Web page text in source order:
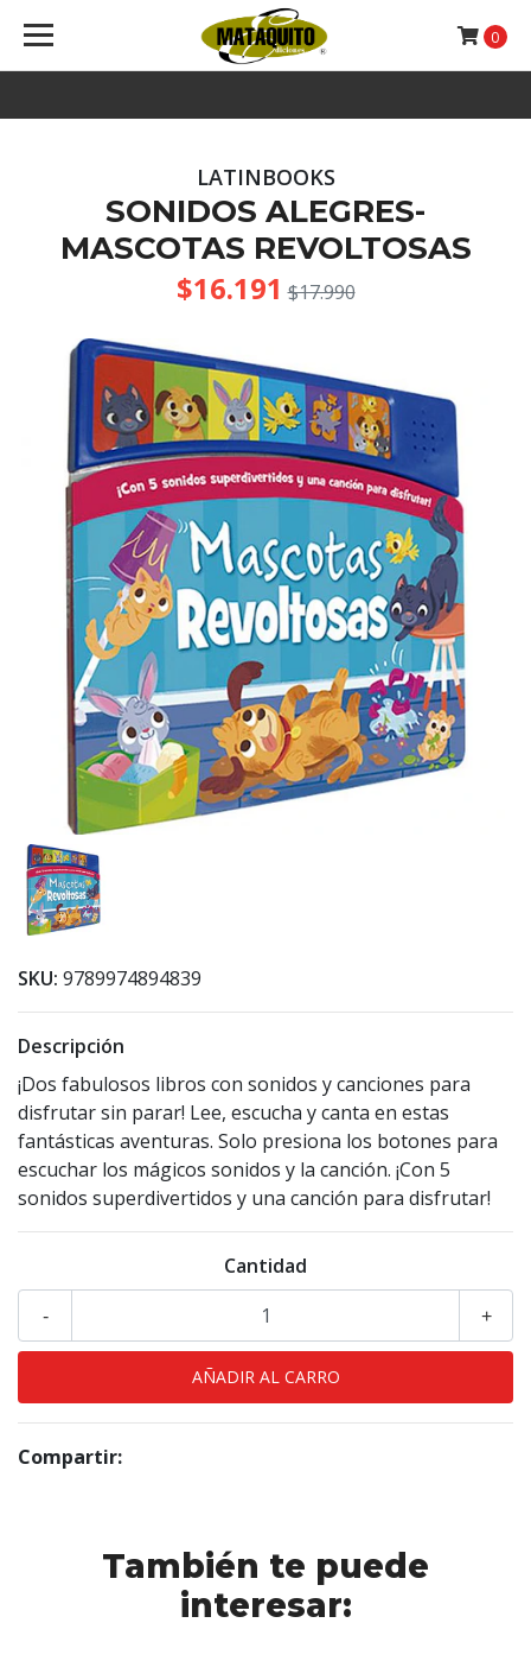
0
LATINBOOKS
SONIDOS ALEGRES-
MASCOTAS REVOLTOSAS
$16.191 $17.990
SKU: 9789974894839
Descripción
¡Dos fabulosos libros con sonidos y canciones para
disfrutar sin parar! Lee, escucha y canta en estas
fantásticas aventuras. Solo presiona los botones para
escuchar los mágicos sonidos y la canción. ¡Con 5
sonidos superdivertidos y una canción para disfrutar!
Cantidad
+
-
Compartir:
También te puede
interesar: